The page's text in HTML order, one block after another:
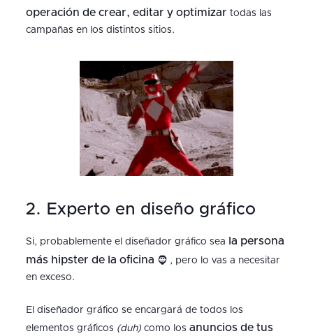
operación de crear, editar y optimizar todas las
campañas en los distintos sitios.
2. Experto en diseño gráfico
Si, probablemente el diseñador gráfico sea
la persona
más hipster de la oficina 🧔 , pero lo vas a necesitar
en exceso.
El diseñador gráfico se encargará de todos los
elementos gráficos (duh)como los anuncios de tus